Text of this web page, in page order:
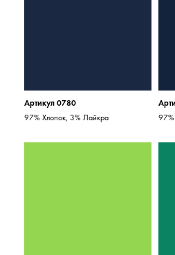
Артикул 0780
97% Хлопок, 3% Лайкра